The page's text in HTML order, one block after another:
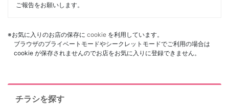
ご報告をお願いします。
※お気に入りのお店の保存に cookie を利用しています。
ブラウザのプライベートモードやシークレットモードでご利用の場合は
cookie が保存されませんのでお店をお気に入りに登録できません。
チラシを探す